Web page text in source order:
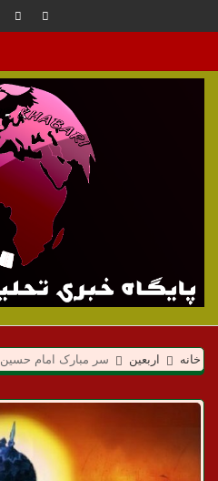
م
ی
د
ا
خانه اربعین سر مبارک امام